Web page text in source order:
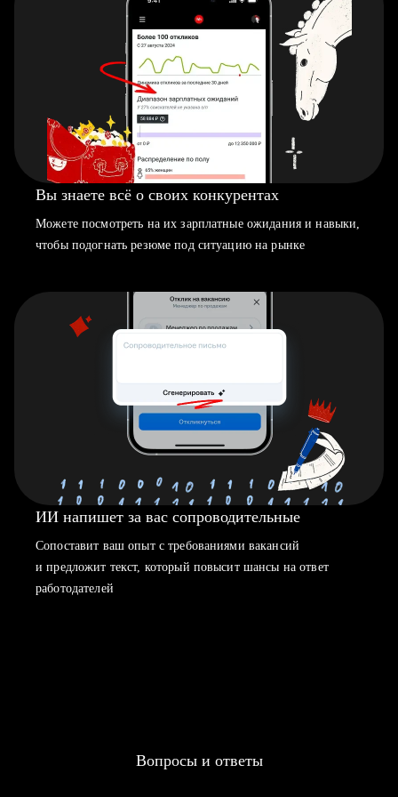
Вы знаете всё о своих конкурентах
Можете посмотреть на их зарплатные ожидания и навыки,
чтобы подогнать резюме под ситуацию на рынке
ИИ напишет за вас сопроводительные
Сопоставит ваш опыт с требованиями вакансий
и предложит текст, который повысит шансы на ответ
работодателей
Вопросы и ответы